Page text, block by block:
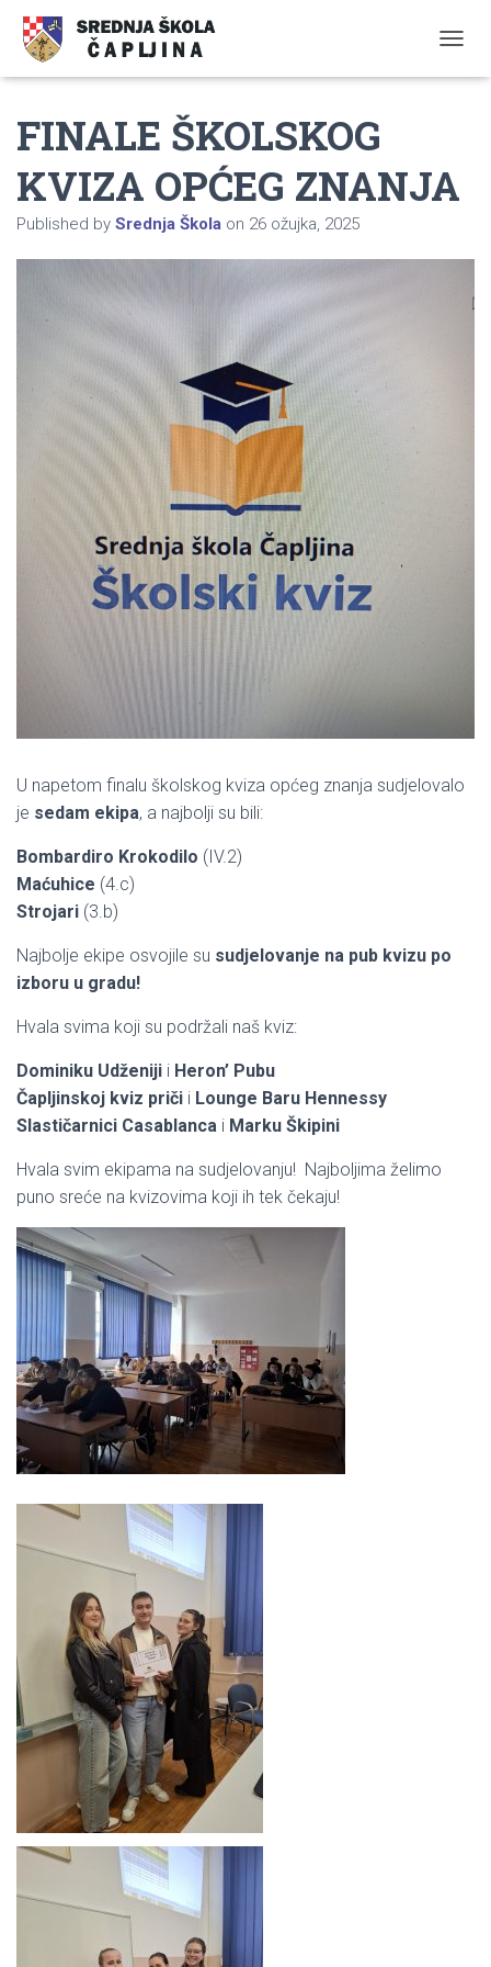
FINALE ŠKOLSKOG
KVIZA OPĆEG ZNANJA
Published by Srednja Škola on 26 ožujka, 2025
U napetom finalu školskog kviza općeg znanja sudjelovalo
je sedam ekipa, a najbolji su bili:
Bombardiro Krokodilo (IV.2)
Maćuhice (4.c)
Strojari (3.b)
Najbolje ekipe osvojile su sudjelovanje na pub kvizu po
izboru u gradu!
Hvala svima koji su podržali naš kviz:
Dominiku Udženiji i Heron’ Pubu
Čapljinskoj kviz priči i Lounge Baru Hennessy
Slastičarnici Casablanca i Marku Škipini
Hvala svim ekipama na sudjelovanju! Najboljima želimo
puno sreće na kvizovima koji ih tek čekaju!